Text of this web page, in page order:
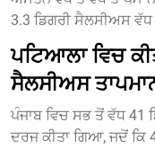
3.3 ਡਿਗਰੀ ਸੈਲਸੀਅਸ ਵੱਧ
ਪਟਿਆਲਾ ਵਿਚ
ਸੈਲਸੀਅਸ
ਪੰਜਾਬ ਵਿਚ ਸਭ ਤੋਂ ਵੱਧ 41
ਦਰਜ ਕੀਤਾ ਗਿਆ, ਜਦੋਂ ਕਿ